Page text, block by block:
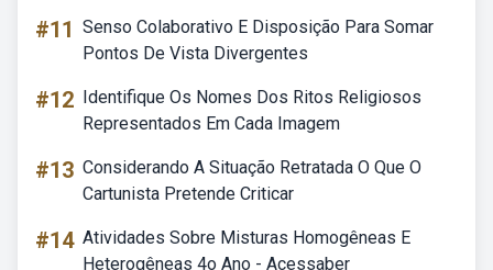
#11 Senso Colaborativo E Disposição Para Somar
Pontos De Vista Divergentes
#12 Identifique Os Nomes Dos Ritos Religiosos
Representados Em Cada Imagem
#13 Considerando A Situação Retratada O Que O
Cartunista Pretende Criticar
#14 Atividades Sobre Misturas Homogêneas E
Heterogêneas 4o Ano - Acessaber